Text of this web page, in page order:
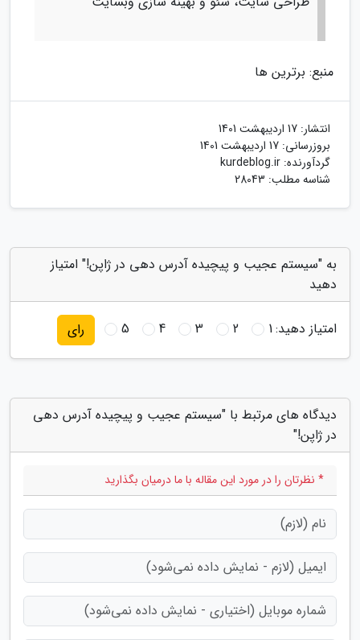
منبع: برترین ها
انتشار: 17 اردیبهشت 1401
بروزرسانی: 17 اردیبهشت 1401
گردآورنده: kurdeblog.ir
شناسه مطلب: 28043
به "سیستم عجیب و پیچیده آدرس دهی در ژاپن!" امتیاز
دهید
امتیاز دهید:1
2
3
4
5 رای
دیدگاه های مرتبط با "سیستم عجیب و پیچیده آدرس دهی
در ژاپن!"
* نظرتان را در مورد این مقاله با ما درمیان بگذارید